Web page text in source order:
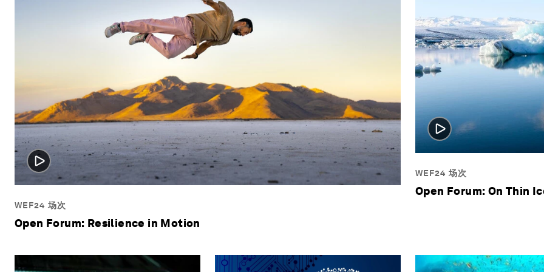
WEF24 场次
Open Forum: Resilience in Motion
WEF24 场次
Open Forum: On Thin